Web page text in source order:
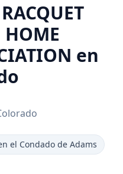
HOME
en
el Condado de Adams